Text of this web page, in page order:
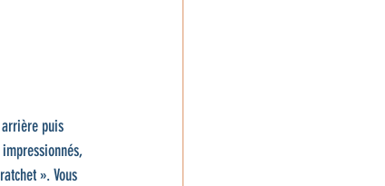
puis
». Vous